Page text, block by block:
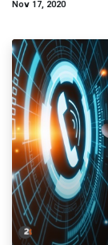
Nov 17, 2020